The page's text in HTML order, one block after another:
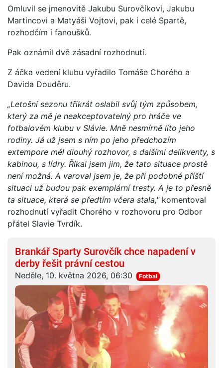
Omluvil se jmenovitě Jakubu Surovčíkovi, Jakubu
Martincovi a Matyáši Vojtovi, pak i celé Spartě,
rozhodčím i fanoušků.
Pak oznámil dvě zásadní rozhodnutí.
Z áčka vedení klubu vyřadilo Tomáše Chorého a
Davida Douděru.
„Letošní sezonu třikrát oslabil svůj tým způsobem,
který za mě je neakceptovatelný pro hráče ve
fotbalovém klubu v Slávie. Mně nesmírně líto jeho
rodiny. Já už jsem s ním po jeho předchozím
extempore měl dlouhý rozhovor, s dalšími delikventy, s
kabinou, s lídry. Říkal jsem jim, že tato situace prostě
není možná. A varoval jsem je, že při podobné příští
situaci už budou pak exemplární tresty. A je to přesně
ta situace, která se předtím včera stala,"komentoval
rozhodnutí vyřadit Chorého v rozhovoru pro Odbor
přátel Slavie Tvrdík.
Brankář Sparty Surovčík chce napadení v
derby řešit právní cestou
Neděle, 10. května 2026, 06:30 Fotbal